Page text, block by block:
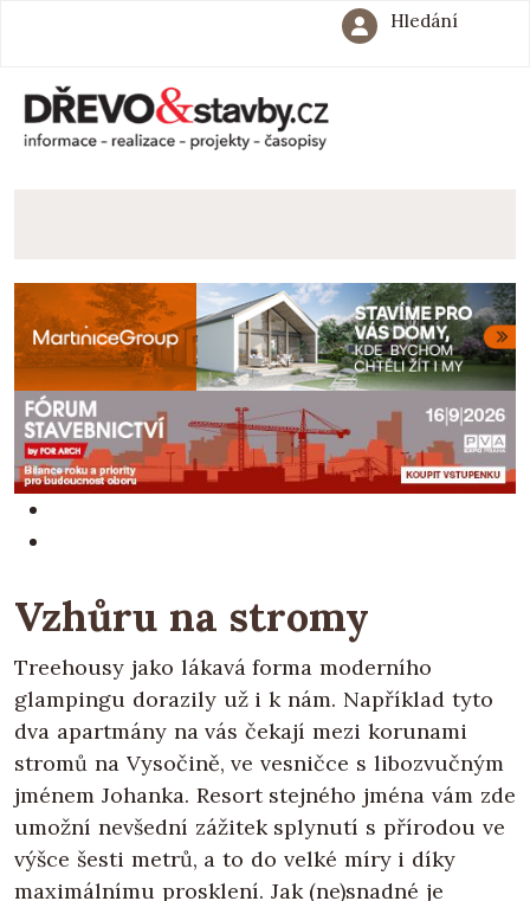
Hledání
Vzhůru na stromy
Treehousy jako lákavá forma moderního
glampingu dorazily už i k nám. Například tyto
dva apartmány na vás čekají mezi korunami
stromů na Vysočině, ve vesničce s libozvučným
jménem Johanka. Resort stejného jména vám zde
umožní nevšední zážitek splynutí s přírodou ve
výšce šesti metrů, a to do velké míry i díky
maximálnímu prosklení. Jak (ne)snadné je